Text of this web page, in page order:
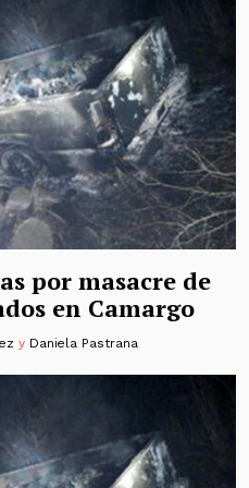
por masacre de
en Camargo
y Daniela Pastrana